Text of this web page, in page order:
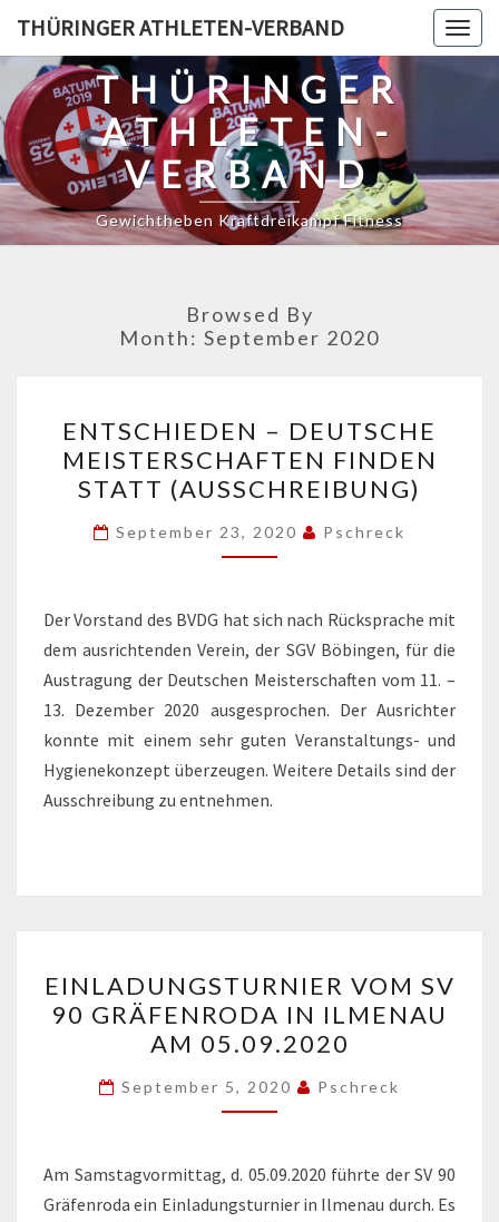
content
THÜRINGER ATHLETEN-VERBAND
THÜRINGER
ATHLETEN-
VERBAND
Gewichtheben Kraftdreikampf Fitness
Browsed By
Month: September 2020
–
DEUTSCHE
MEISTERSCHAFTEN
FINDEN
STATT
ENTSCHIEDEN – DEUTSCHE
MEISTERSCHAFTEN FINDEN
STATT (AUSSCHREIBUNG)
September 23, 2020 Pschreck
Der Vorstand des BVDG hat sich nach Rücksprache mit
dem ausrichtenden Verein, der SGV Böbingen, für die
Austragung der Deutschen Meisterschaften vom 11. –
13. Dezember 2020 ausgesprochen. Der Ausrichter
konnte mit einem sehr guten Veranstaltungs- und
Hygienekonzept überzeugen. Weitere Details sind der
Ausschreibung zu entnehmen.
VOM
SV
90
GRÄFENRODA
IN
AM
05.09.2020
EINLADUNGSTURNIER VOM SV
90 GRÄFENRODA IN ILMENAU
AM 05.09.2020
September 5, 2020 Pschreck
Am Samstagvormittag, d. 05.09.2020 führte der SV 90
Gräfenroda ein Einladungsturnier in Ilmenau durch. Es